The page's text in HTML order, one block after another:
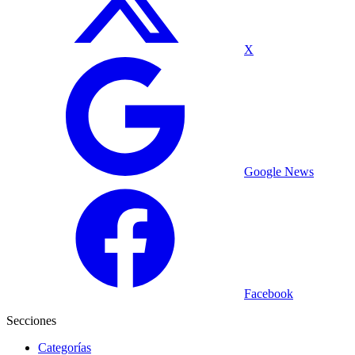
X
Google News
Facebook
Secciones
Categorías